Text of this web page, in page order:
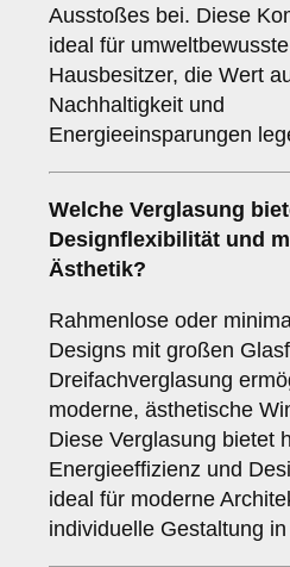
Ausstoßes bei. Diese
ideal für umweltbewusste
Hausbesitzer, die Wert
Nachhaltigkeit und
Energieeinsparungen
Welche Verglasung
Designflexibilität und
Ästhetik?
Rahmenlose oder
Designs mit großen
Dreifachverglasung
moderne, ästhetische
Diese Verglasung bietet
Energieeffizienz und
ideal für moderne
individuelle Gestaltung